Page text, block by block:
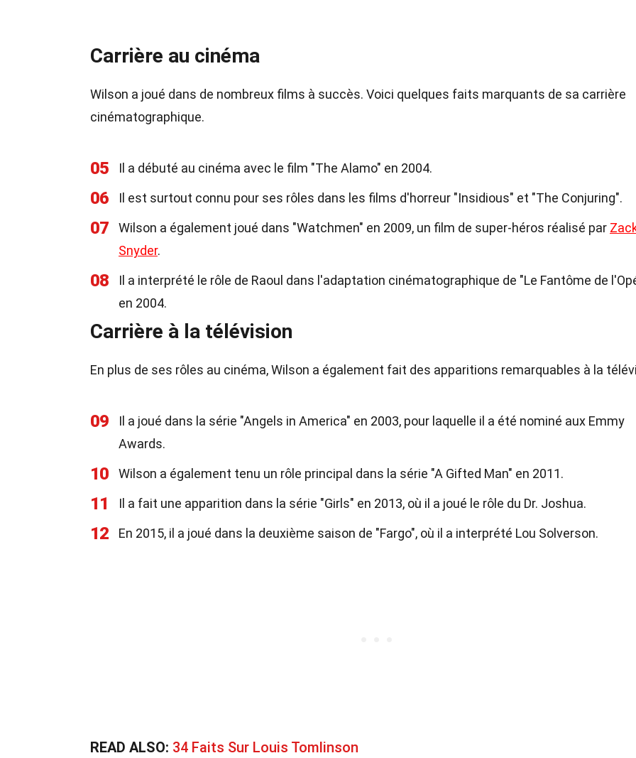
Carrière au cinéma
Wilson a joué dans de nombreux films à succès. Voici quelques faits marquants de sa carrière
cinématographique.
05 Il a débuté au cinéma avec le film "The Alamo" en 2004.
06 Il est surtout connu pour ses rôles dans les films d'horreur "Insidious" et "The Conjuring".
07 Wilson a également joué dans "Watchmen" en 2009, un film de super-héros réalisé par
Snyder.
08
Il a interprété le rôle de Raoul dans l'adaptation cinématographique de "Le Fantôme de
en 2004.
Carrière à la télévision
En plus de ses rôles au cinéma, Wilson a également fait des apparitions remarquables à la
09
Il a joué dans la série "Angels in America" en 2003, pour laquelle il a été nominé aux Emmy
Awards.
10 Wilson a également tenu un rôle principal dans la série "A Gifted Man" en 2011.
11 Il a fait une apparition dans la série "Girls" en 2013, où il a joué le rôle du Dr. Joshua.
12 En 2015, il a joué dans la deuxième saison de "Fargo", où il a interprété Lou Solverson.
READ ALSO: 34 Faits Sur Louis Tomlinson